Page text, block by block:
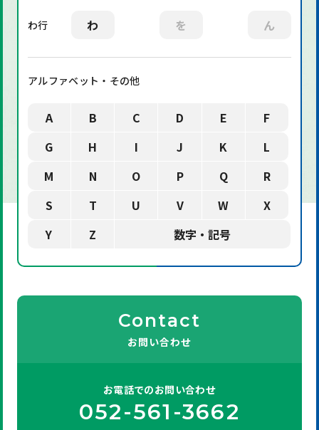
わ行 わ を ん
アルファベット・その他
A B C D E
F
G
H I J K
L
M
N O P Q
R
S
T U V W
X
Y
Z 数字・記号
Contact
お問い合わせ
お電話でのお問い合わせ
052-561-3662